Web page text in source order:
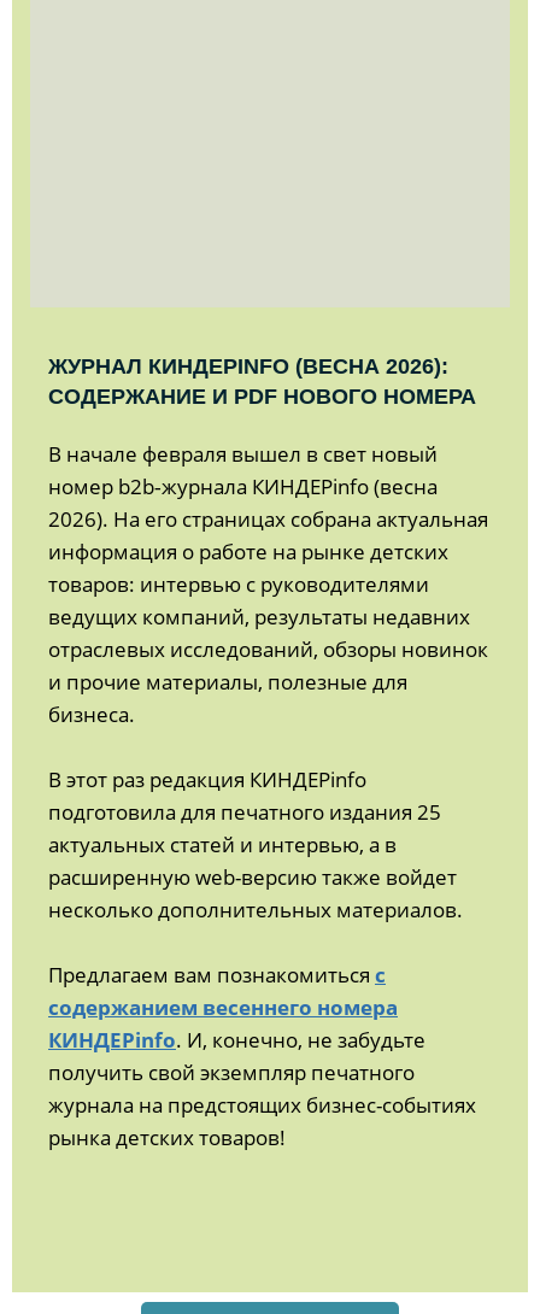
ЖУРНАЛ КИНДЕРINFO (ВЕСНА 2026):
СОДЕРЖАНИЕ И PDF НОВОГО НОМЕРА
В начале февраля вышел в свет новый
номер b2b‑журнала КИНДЕРinfo (весна
2026). На его страницах собрана актуальная
информация о работе на рынке детских
товаров: интервью с руководителями
ведущих компаний, результаты недавних
отраслевых исследований, обзоры новинок
и прочие материалы, полезные для
бизнеса.
В этот раз редакция КИНДЕРinfo
подготовила для печатного издания 25
актуальных статей и интервью, а в
расширенную web-версию также войдет
несколько дополнительных материалов.
Предлагаем вам познакомиться с
содержанием весеннего номера
КИНДЕРinfo. И, конечно, не забудьте
получить свой экземпляр печатного
журнала на предстоящих бизнес-событиях
рынка детских товаров!